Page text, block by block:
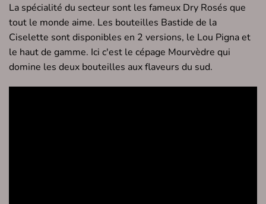
La spécialité du secteur sont les fameux Dry Rosés que
tout le monde aime. Les bouteilles Bastide de la
Ciselette sont disponibles en 2 versions, le Lou Pigna et
le haut de gamme. Ici c'est le cépage Mourvèdre qui
domine les deux bouteilles aux flaveurs du sud.